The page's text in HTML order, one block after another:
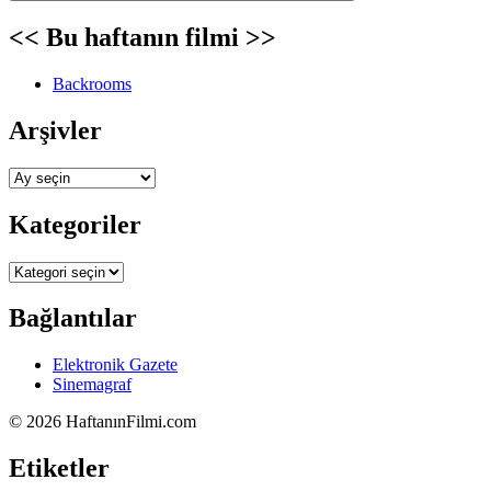
<< Bu haftanın filmi >>
Backrooms
Arşivler
Arşivler
Kategoriler
Kategoriler
Bağlantılar
Elektronik Gazete
Sinemagraf
© 2026 HaftanınFilmi.com
Etiketler